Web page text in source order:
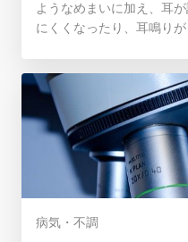
ようなめまいに加え、耳
にくくなったり、耳鳴り
病気・不調